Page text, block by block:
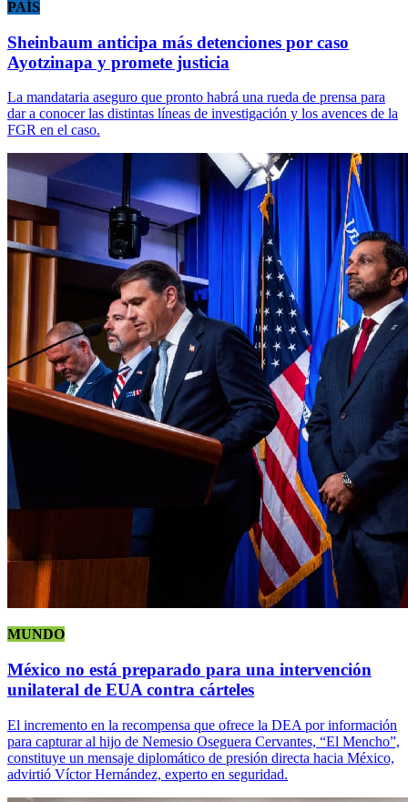
PAÍS
Sheinbaum anticipa más detenciones por caso
Ayotzinapa y promete justicia
La mandataria aseguro que pronto habrá una rueda de prensa para
dar a conocer las distintas líneas de investigación y los avences de la
FGR en el caso.
MUNDO
México no está preparado para una intervención
unilateral de EUA contra cárteles
El incremento en la recompensa que ofrece la DEA por información
para capturar al hijo de Nemesio Oseguera Cervantes, “El Mencho”,
constituye un mensaje diplomático de presión directa hacia México,
advirtió Víctor Hernández, experto en seguridad.